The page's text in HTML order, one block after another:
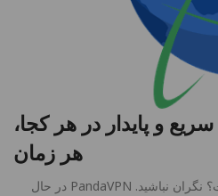
و پایدار در هر کجا،
هر زمان
اینترنت کند و غیرقابل تحمل است؟ نگران نباشید. PandaVPN در حال